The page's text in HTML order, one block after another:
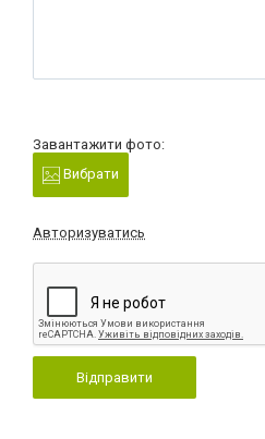
Завантажити фото:
Вибрати
Авторизуватись
Відправити